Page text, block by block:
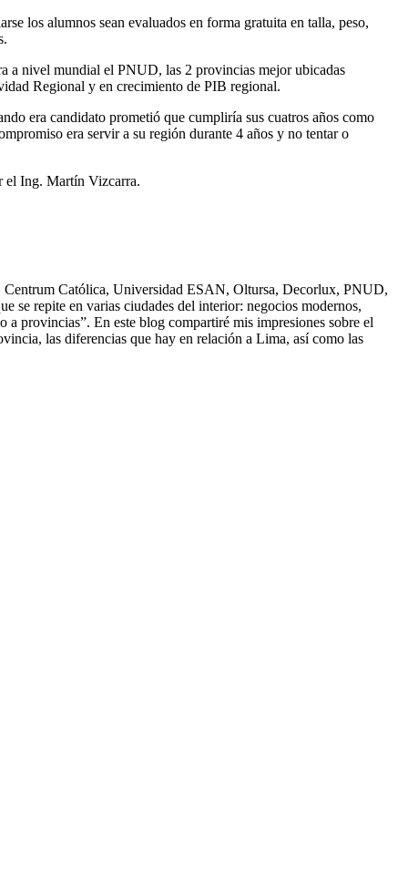
los alumnos sean evaluados en forma gratuita en talla, peso,
a nivel mundial el PNUD, las 2 provincias mejor ubicadas
Regional y en crecimiento de PIB regional.
era candidato prometió que cumpliría sus cuatros años como
era servir a su región durante 4 años y no tentar o
el Ing. Martín Vizcarra.
Centrum Católica, Universidad ESAN, Oltursa, Decorlux, PNUD,
se repite en varias ciudades del interior: negocios modernos,
a provincias”. En este blog compartiré mis impresiones sobre el
las diferencias que hay en relación a Lima, así como las